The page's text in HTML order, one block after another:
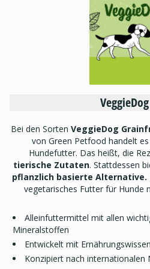
VeggieDog
Bei den Sorten VeggieDog
von Green Petfood handelt
Hundefutter. Das heißt, die
tierische Zutaten. Stattdessen
pflanzlich basierte Alternative.
vegetarisches Futter für Hunde
Alleinfuttermittel mit allen
Mineralstoffen
Entwickelt mit
Konzipiert nach internationalen